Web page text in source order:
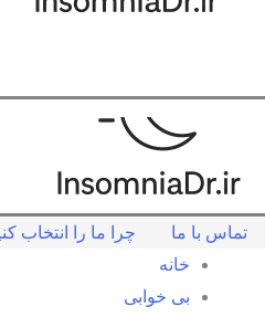
تماس با ما چرا ما را انتخاب
خانه
بی خوابی